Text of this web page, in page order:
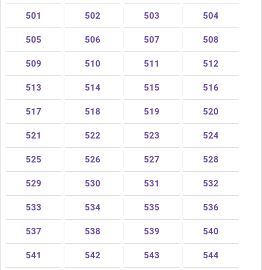
501 502 503 504
505 506 507 508
509 510 511 512
513 514 515 516
517 518 519 520
521 522 523 524
525 526 527 528
529 530 531 532
533 534 535 536
537 538 539 540
541 542 543 544